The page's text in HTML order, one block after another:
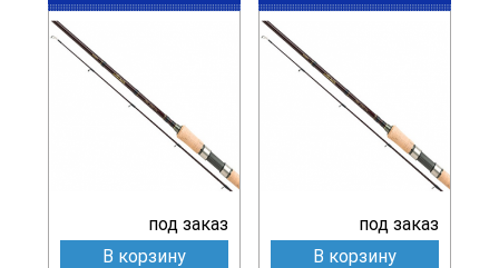
под заказ
В корзину
под заказ
В корзину